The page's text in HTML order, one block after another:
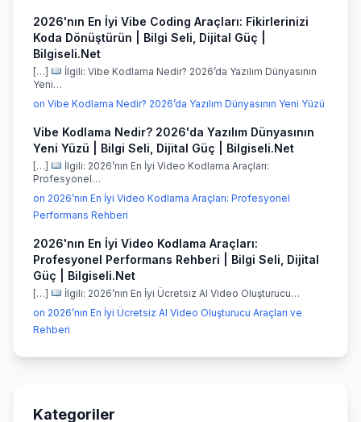
2026'nın En İyi Vibe Coding Araçları: Fikirlerinizi
Koda Dönüştürün | Bilgi Seli, Dijital Güç |
Bilgiseli.Net
[…]
İlgili: Vibe Kodlama Nedir? 2026’da Yazılım Dünyasının
Yeni…
on Vibe Kodlama Nedir? 2026’da Yazılım Dünyasının Yeni Yüzü
Vibe Kodlama Nedir? 2026'da Yazılım Dünyasının
Yeni Yüzü | Bilgi Seli, Dijital Güç | Bilgiseli.Net
[…]
İlgili: 2026’nın En İyi Video Kodlama Araçları:
Profesyonel…
on 2026’nın En İyi Video Kodlama Araçları: Profesyonel
Performans Rehberi
2026'nın En İyi Video Kodlama Araçları:
Profesyonel Performans Rehberi | Bilgi Seli, Dijital
Güç | Bilgiseli.Net
[…]
İlgili: 2026’nın En İyi Ücretsiz AI Video Oluşturucu…
on 2026’nın En İyi Ücretsiz AI Video Oluşturucu Araçları ve
Rehberi
Kategoriler